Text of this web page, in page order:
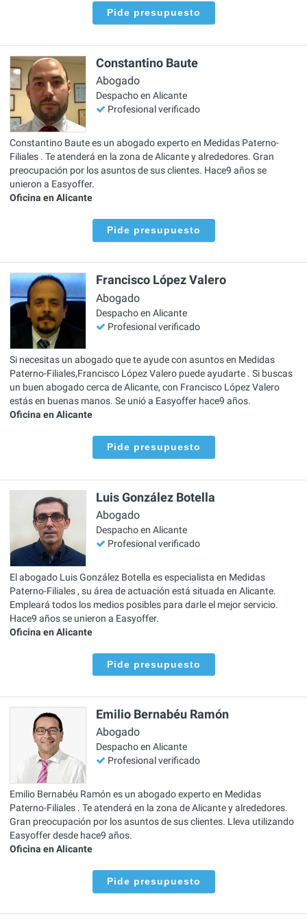
Pide presupuesto
Constantino Baute
Abogado
Despacho en Alicante
Profesional verificado
Constantino Baute es un abogado experto en Medidas Paterno-
Filiales . Te atenderá en la zona de Alicante y alrededores. Gran
preocupación por los asuntos de sus clientes. Hace9 años se
unieron a Easyoffer.
Oficina en Alicante
Pide presupuesto
Francisco López Valero
Abogado
Despacho en Alicante
Profesional verificado
Si necesitas un abogado que te ayude con asuntos en Medidas
Paterno-Filiales,Francisco López Valero puede ayudarte . Si buscas
un buen abogado cerca de Alicante, con Francisco López Valero
estás en buenas manos. Se unió a Easyoffer hace9 años.
Oficina en Alicante
Pide presupuesto
Luis González Botella
Abogado
Despacho en Alicante
Profesional verificado
El abogado Luis González Botella es especialista en Medidas
Paterno-Filiales , su área de actuación está situada en Alicante.
Empleará todos los medios posibles para darle el mejor servicio.
Hace9 años se unieron a Easyoffer.
Oficina en Alicante
Pide presupuesto
Emilio Bernabéu Ramón
Abogado
Despacho en Alicante
Profesional verificado
Emilio Bernabéu Ramón es un abogado experto en Medidas
Paterno-Filiales . Te atenderá en la zona de Alicante y alrededores.
Gran preocupación por los asuntos de sus clientes. Lleva utilizando
Easyoffer desde hace9 años.
Oficina en Alicante
Pide presupuesto